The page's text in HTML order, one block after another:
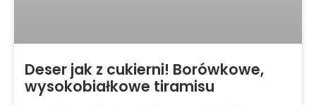
Deser jak z cukierni! Borówkowe,
wysokobiałkowe tiramisu